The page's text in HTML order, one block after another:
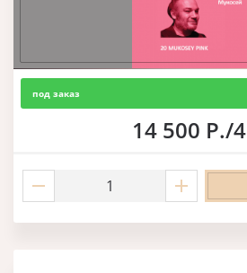
под заказ
14 500 Р./